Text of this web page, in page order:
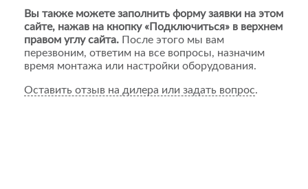
Вы также можете заполнить форму заявки на этом
сайте, нажав на кнопку «Подключиться» в верхнем
правом углу сайта. После этого мы вам
перезвоним, ответим на все вопросы, назначим
время монтажа или настройки оборудования.
Оставить отзыв на дилера или задать вопрос.